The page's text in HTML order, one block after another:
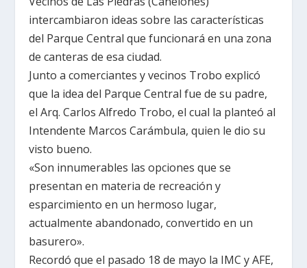
intercambiaron ideas sobre las características
del Parque Central que funcionará en una zona
de canteras de esa ciudad.
Junto a comerciantes y vecinos Trobo explicó
que la idea del Parque Central fue de su padre,
el Arq. Carlos Alfredo Trobo, el cual la planteó al
Intendente Marcos Carámbula, quien le dio su
visto bueno.
«Son innumerables las opciones que se
presentan en materia de recreación y
esparcimiento en un hermoso lugar,
actualmente abandonado, convertido en un
basurero».
Recordó que el pasado 18 de mayo la IMC y AFE,